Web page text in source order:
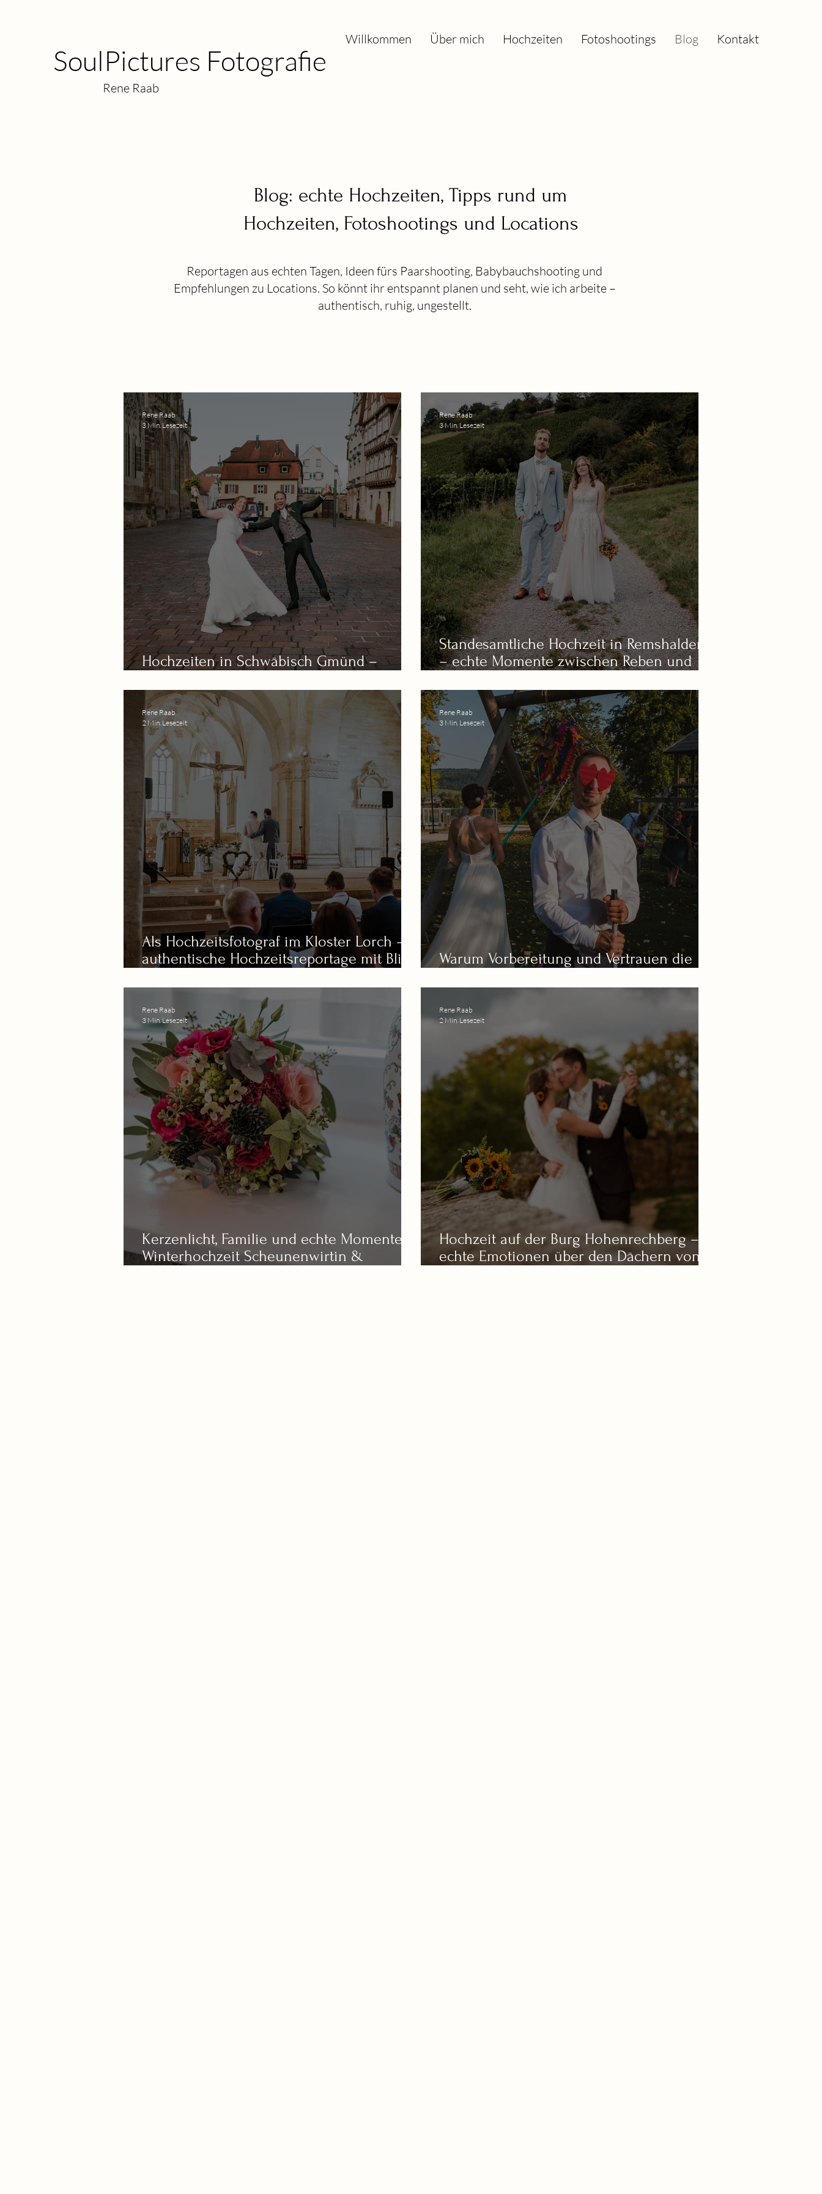
SoulPictures Fotografie
​Rene Raab
Willkommen Über mich Hochzeiten Fotoshootings Blog Kontakt
Blog: echte Hochzeiten, Tipps rund um
Hochzeiten, Fotoshootings und Locations
Reportagen aus echten Tagen, Ideen fürs Paarshooting, Babybauchshooting und
Empfehlungen zu Locations. So könnt ihr entspannt planen und seht, wie ich arbeite –
authentisch, ruhig, ungestellt.
Hochzeiten in Schwäbisch Gmünd –
Rene Raab
3 Min. Lesezeit
Standesamtliche Hochzeit in Remshalden
– echte Momente zwischen Reben und
Rene Raab
3 Min. Lesezeit
Als Hochzeitsfotograf im Kloster Lorch –
authentische Hochzeitsreportage mit Blick
Rene Raab
2 Min. Lesezeit
Warum Vorbereitung und Vertrauen die
Rene Raab
3 Min. Lesezeit
Kerzenlicht, Familie und echte Momente –
Winterhochzeit Scheunenwirtin &
Rene Raab
3 Min. Lesezeit
Hochzeit auf der Burg Hohenrechberg –
echte Emotionen über den Dächern von
Rene Raab
2 Min. Lesezeit